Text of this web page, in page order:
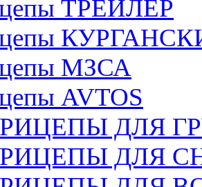
ТРЕЙЛЕР
МЗСА
AVTOS
ДЛЯ
ДЛЯ